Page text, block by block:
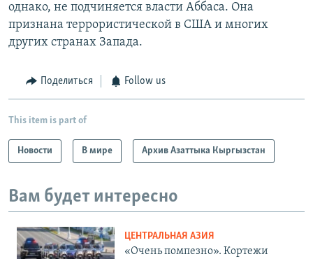
однако, не подчиняется власти Аббаса. Она
признана террористической в США и многих
других странах Запада.
Поделиться Follow us
This item is part of
Новости В мире Архив Азаттыка Кыргызстан
Вам будет интересно
ЦЕНТРАЛЬНАЯ АЗИЯ
«Очень помпезно». Кортежи